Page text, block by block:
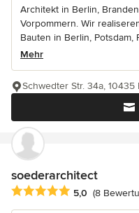
Architekt in Berlin,
Vorpommern. Wir
Bauten in Berlin, Potsdam,
Mehr
Schwedter Str. 34a, 10435
soederarchitect
Durchschnittliche
5,0 (8